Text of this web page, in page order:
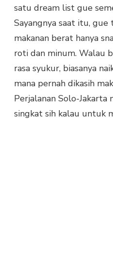
satu dream list gue
Sayangnya saat itu,
makanan berat hanya
roti dan minum. Walau
rasa syukur, biasanya
mana pernah dikasih
Perjalanan Solo-Jakarta
singkat sih kalau untuk